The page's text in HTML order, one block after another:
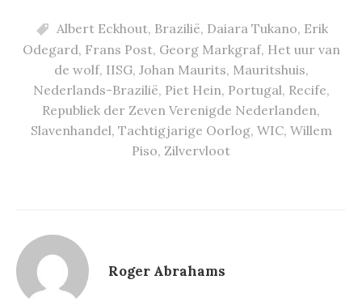
Albert Eckhout, Brazilië, Daiara Tukano, Erik
Odegard, Frans Post, Georg Markgraf, Het uur van
de wolf, IISG, Johan Maurits, Mauritshuis,
Nederlands-Brazilië, Piet Hein, Portugal, Recife,
Republiek der Zeven Verenigde Nederlanden,
Slavenhandel, Tachtigjarige Oorlog, WIC, Willem
Piso, Zilvervloot
Roger Abrahams